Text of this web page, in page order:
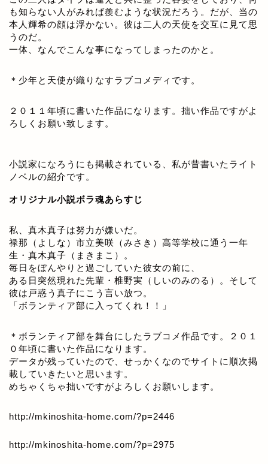
も知らない人がみれば羨むような状況だろう。だが、当の
本人輝希の顔は浮かない。彼は二人の天使を交互に見て思
うのだ。
一体、なんでこんな事になってしまったのかと。
＊少年と天使が織りなすラブコメディです。
２０１１年頃に書いた作品になります。拙い作品ですがよ
ろしくお願い致します。
小説家になろうにも掲載されている、私が昔書いたライト
ノベルの紹介です。
オリジナル小説ボラ魂あらすじ
私、真木真子は努力が嫌いだ。
禄那（よしな）市立美咲（みさき）高等学校に通う一年
生・真木真子（まきまこ）。
毎日をぼんやりと過ごしていた彼女の前に、
ある日突然現れた先輩・椎野実（しいのみのる）。そして
彼は戸惑う真子にこう言い放つ。
「ボランティア部に入ってくれ！！」
＊ボランティア部を舞台にしたラブコメ作品です。２０１
０年頃に書いた作品になります。
データが残っていたので、せっかくなのでサイトに順次掲
載していきたいと思います。
めちゃくちゃ拙いですがよろしくお願いします。
http://mkinoshita-home.com/?p=2446
http://mkinoshita-home.com/?p=2975